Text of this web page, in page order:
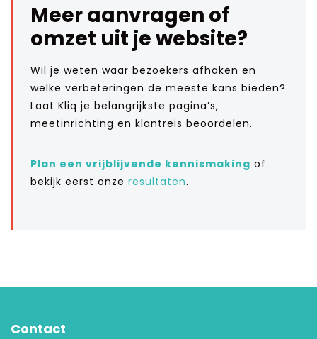
Meer aanvragen of
omzet uit je website?
Wil je weten waar bezoekers afhaken en
welke verbeteringen de meeste kans bieden?
Laat Kliq je belangrijkste pagina’s,
meetinrichting en klantreis beoordelen.
Plan een vrijblijvende kennismaking of
bekijk eerst onze resultaten.
Contact